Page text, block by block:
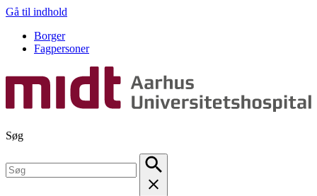
Gå til indhold
Borger
Fagpersoner
Søg